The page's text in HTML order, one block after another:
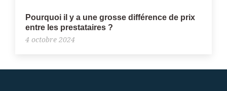
Pourquoi il y a une grosse différence de prix
entre les prestataires ?
4 octobre 2024